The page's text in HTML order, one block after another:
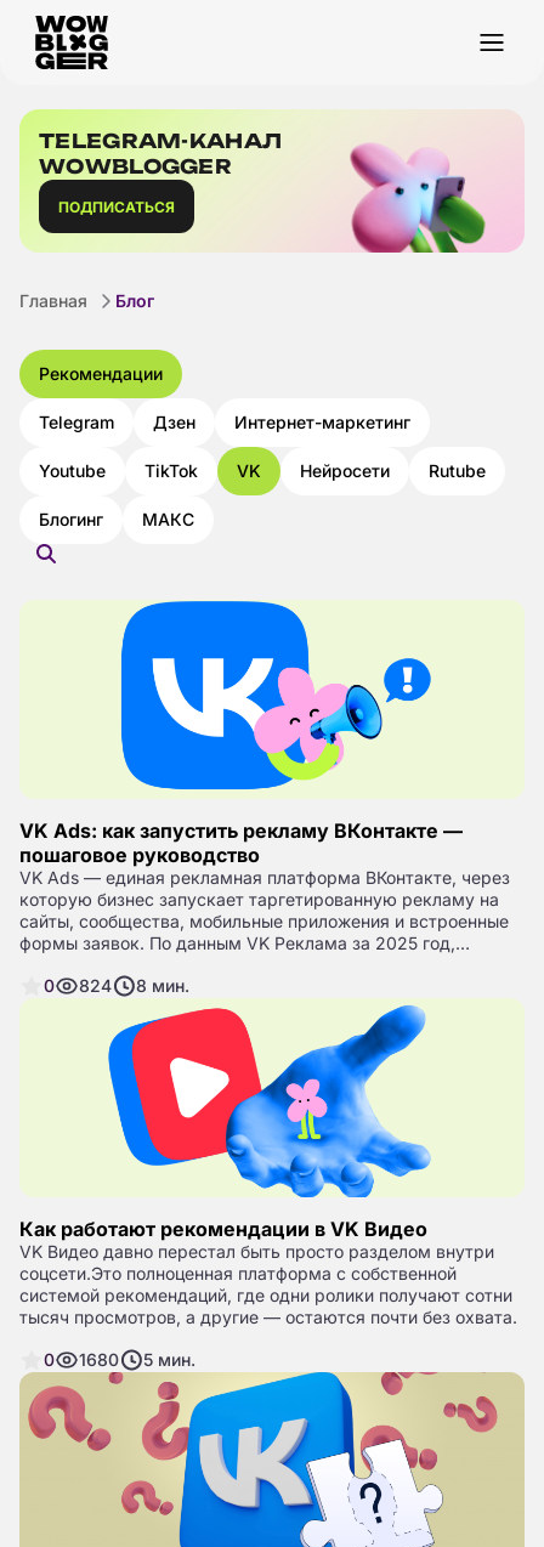
TELEGRAM-КАНАЛ
WOWBLOGGER
ПОДПИСАТЬСЯ
Главная Блог
Рекомендации
Telegram Дзен Интернет-маркетинг
Youtube TikTok VK Нейросети Rutube
Блогинг МАКС
VK Ads: как запустить рекламу ВКонтакте —
пошаговое руководство
VK Ads — единая рекламная платформа ВКонтакте, через
которую бизнес запускает таргетированную рекламу на
сайты, сообщества, мобильные приложения и встроенные
формы заявок. По данным VK Реклама за 2025 год,
человек в России, а доля рекламодателей из малого и
среднего бизнеса — 65%. Кабинет VK Ads заменил старые
интерфейсы my.target и старый рекламный кабинет
ВКонтакте.
0 824 8 мин.
Как работают рекомендации в VK Видео
VK Видео давно перестал быть просто разделом внутри
соцсети.Это полноценная платформа с собственной
системой рекомендаций, где одни ролики получают сотни
тысяч просмотров, а другие — остаются почти без охвата.
0 1680 5 мин.